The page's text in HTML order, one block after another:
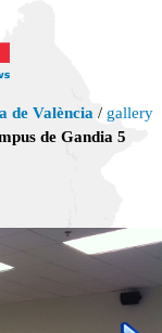
de València / gallery
de Gandia 5